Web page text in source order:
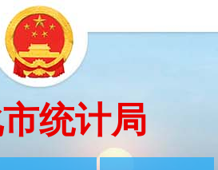
统计局